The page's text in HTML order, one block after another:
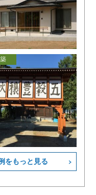
をもっと見る